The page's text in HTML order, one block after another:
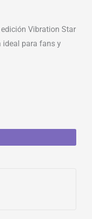
Vibration Star
ideal para fans y